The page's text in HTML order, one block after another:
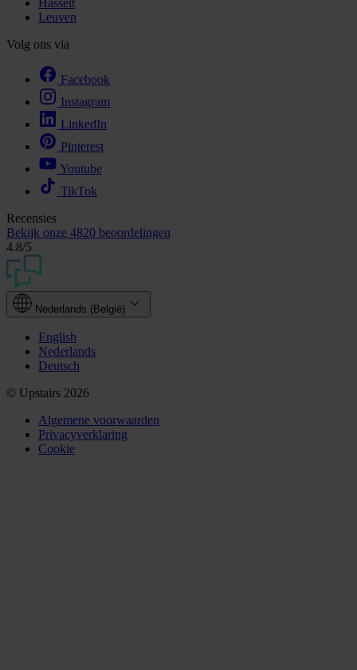
Hasselt
Leuven
Volg ons via
Facebook
Instagram
LinkedIn
Pinterest
Youtube
TikTok
Recensies
Bekijk onze 4820 beoordelingen
4.8/5
Nederlands (België)
English
Nederlands
Deutsch
© Upstairs 2026
Algemene voorwaarden
Privacyverklaring
Cookie